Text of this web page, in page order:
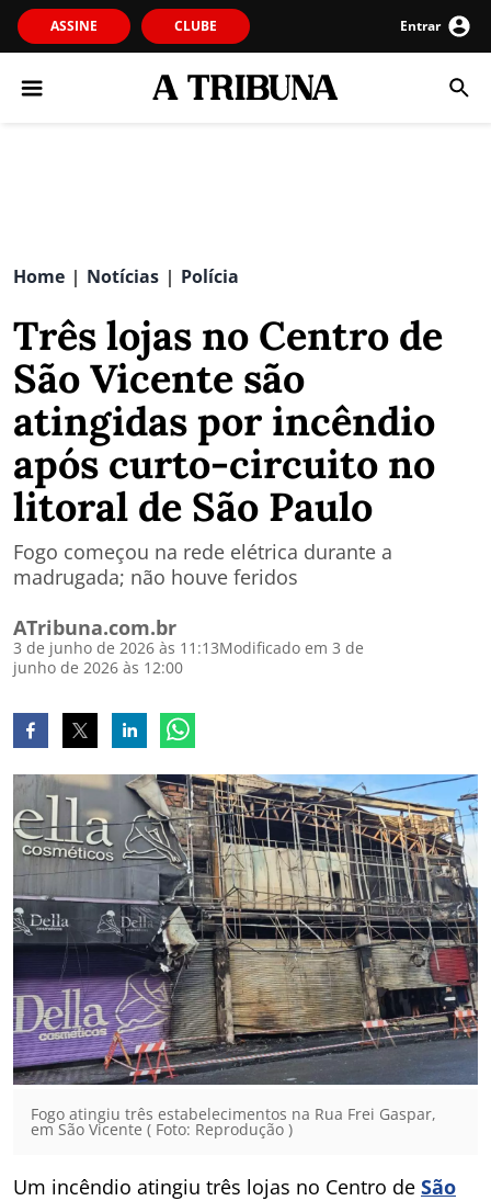
ASSINE CLUBE Entrar
Home | Notícias | Polícia
Três lojas no Centro de
São Vicente são
atingidas por incêndio
após curto-circuito no
litoral de São Paulo
Fogo começou na rede elétrica durante a
madrugada; não houve feridos
ATribuna.com.br
3 de junho de 2026 às 11:13Modificado em 3 de
junho de 2026 às 12:00
Fogo atingiu três estabelecimentos na Rua Frei Gaspar,
em São Vicente ( Foto: Reprodução )
Um incêndio atingiu três lojas no Centro de São